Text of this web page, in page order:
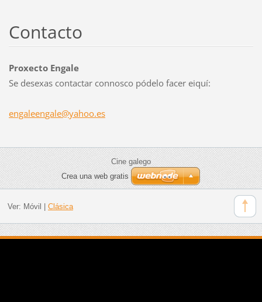
Contacto
Proxecto Engale
Se desexas contactar connosco pódelo facer eiquí:
engaleengale@yahoo.es
Cine galego
Crea una web gratis
Ver: Móvil Clásica